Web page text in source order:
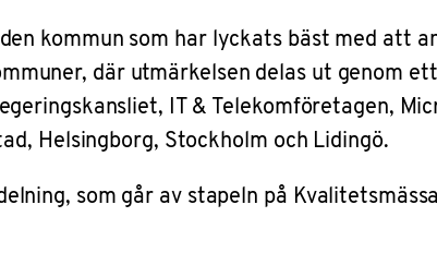
kommun som har lyckats bäst med att
där utmärkelsen delas ut genom
IT & Telekomföretagen,
Helsingborg, Stockholm och Lidingö.
som går av stapeln på